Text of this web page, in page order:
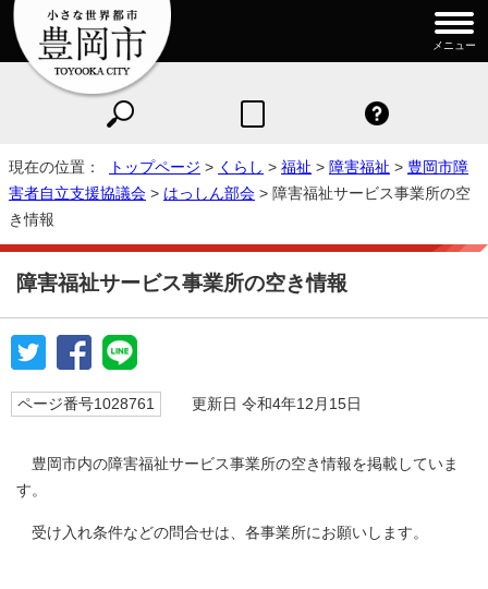
メニュー
現在の位置： トップページ > くらし > 福祉 > 障害福祉 > 豊岡市障
害者自立支援協議会 > はっしん部会 > 障害福祉サービス事業所の空
き情報
障害福祉サービス事業所の空き情報
ページ番号1028761 更新日 令和4年12月15日
豊岡市内の障害福祉サービス事業所の空き情報を掲載していま
す。
受け入れ条件などの問合せは、各事業所にお願いします。